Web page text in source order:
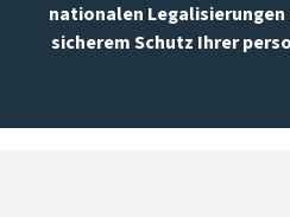
nationalen Legalisierungen
sicherem Schutz Ihrer